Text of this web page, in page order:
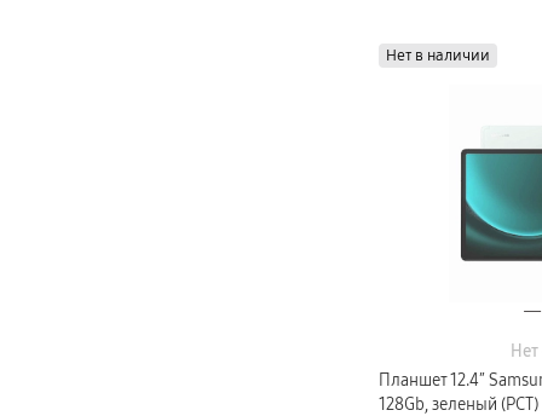
Нет в наличии
Планшет 12.4″
128Gb, зеленый (РСТ)